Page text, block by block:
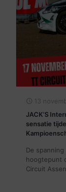
13
JACK’S
sensatie
De
hoogtepunt
Circuit